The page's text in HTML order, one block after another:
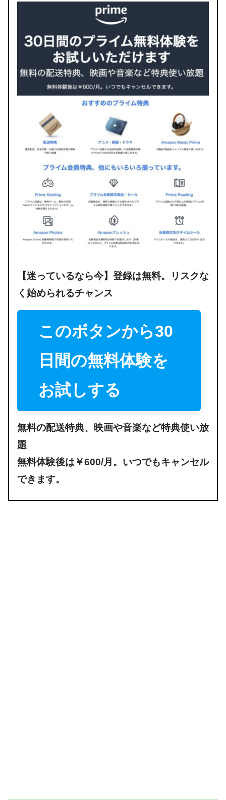
【迷っているなら今】登録は無料。リスクな
く始められるチャンス
このボタンから30
日間の無料体験を
お試しする
無料の配送特典、映画や音楽など特典使い放
題
無料体験後は￥600/月。いつでもキャンセル
できます。